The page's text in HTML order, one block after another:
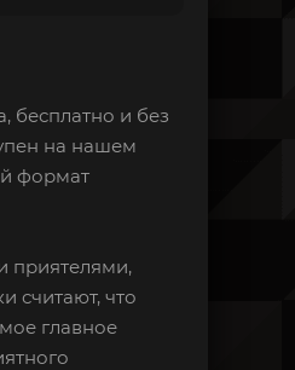
бесплатно и без
на нашем
формат
приятелями,
считают, что
главное